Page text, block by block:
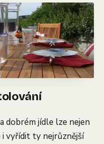
dobrém jídle lze nejen
i vyřídit ty nejrůznější